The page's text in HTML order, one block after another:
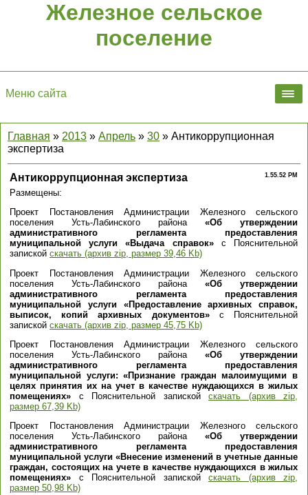
Железное сельское
поселение
Меню сайта
Главная » 2013 » Апрель » 30 » Антикоррупционная
экспертиза
1.55.52 PM
Антикоррупционная экспертиза
Размещены:
Проект Постановления Администрации Железного сельского
поселения Усть-Лабинского района «Об утверждении
административного регламента предоставления
муниципальной услуги «Выдача справок»с Пояснительной
запиской скачать (архив zip, размер 39,46 Kb)
Проект Постановления Администрации Железного сельского
поселения Усть-Лабинского района «Об утверждении
административного регламента предоставления
муниципальной услуги «Предоставление архивных справок,
выписок, копий архивных документов»с Пояснительной
запиской скачать (архив zip, размер 45,75 Kb)
Проект Постановления Администрации Железного сельского
поселения Усть-Лабинского района «Об утверждении
административного регламента предоставления
муниципальной услуги: «Признание граждан малоимущими в
целях принятия их на учет в качестве нуждающихся в жилых
помещениях» с Пояснительной запиской скачать (архив zip,
размер 67,39 Kb)
Проект Постановления Администрации Железного сельского
поселения Усть-Лабинского района «Об утверждении
административного регламента предоставления
муниципальной услуги «Внесение изменений в учетные данные
граждан, состоящих на учете в качестве нуждающихся в жилых
помещениях» с Пояснительной запиской скачать (архив zip,
размер 50,98 Kb)